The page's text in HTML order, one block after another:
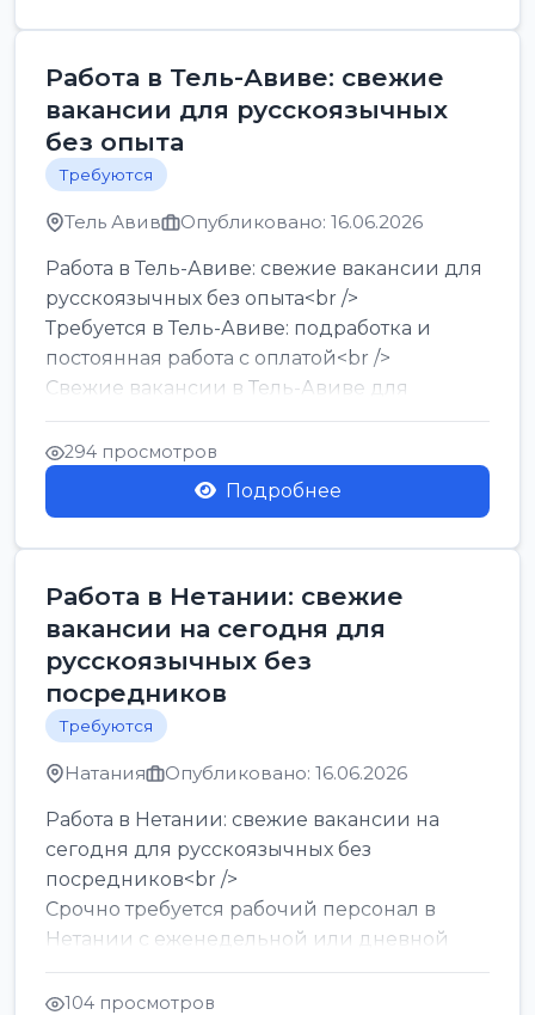
Работа в Тель-Авиве: свежие
вакансии для русскоязычных
без опыта
Требуются
Тель Авив Опубликовано: 16.06.2026
Работа в Тель-Авиве: свежие вакансии для
русскоязычных без опыта<br />
Требуется в Тель-Авиве: подработка и
постоянная работа с оплатой<br />
Свежие вакансии в Тель-Авиве для
мужчин и женщин от хозя...
294 просмотров
Подробнее
Работа в Нетании: свежие
вакансии на сегодня для
русскоязычных без
посредников
Требуются
Натания Опубликовано: 16.06.2026
Работа в Нетании: свежие вакансии на
сегодня для русскоязычных без
посредников<br />
Срочно требуется рабочий персонал в
Нетании с еженедельной или дневной
оплатой<br />
Свежие вакансии в Нетании дл...
104 просмотров